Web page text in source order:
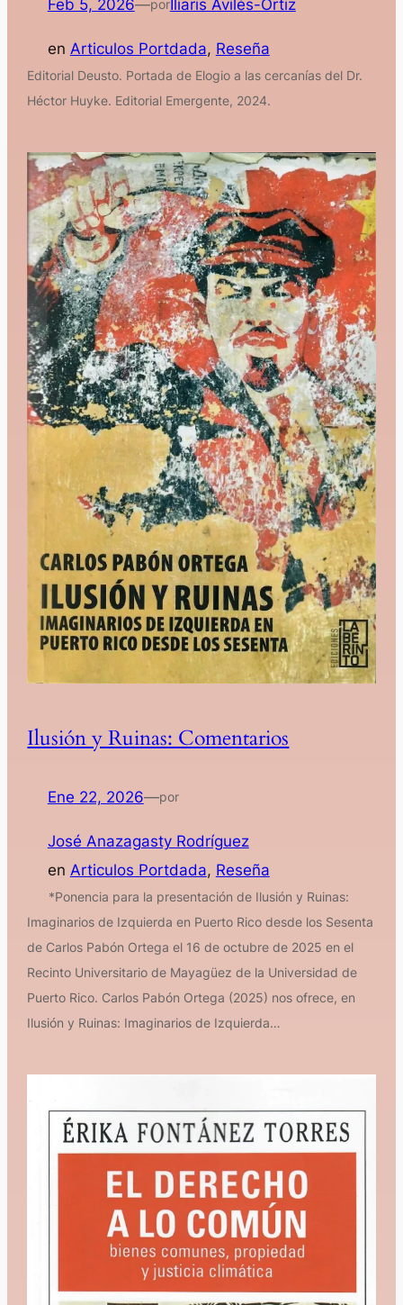
Feb 5, 2026—porIliaris Avilés-Ortiz
en Articulos Portdada, Reseña
Editorial Deusto. Portada de Elogio a las cercanías del Dr.
Héctor Huyke. Editorial Emergente, 2024.
Ilusión y Ruinas: Comentarios
Ene 22, 2026—por
José Anazagasty Rodríguez
en Articulos Portdada, Reseña
*Ponencia para la presentación de Ilusión y Ruinas:
Imaginarios de Izquierda en Puerto Rico desde los Sesenta
de Carlos Pabón Ortega el 16 de octubre de 2025 en el
Recinto Universitario de Mayagüez de la Universidad de
Puerto Rico. Carlos Pabón Ortega (2025) nos ofrece, en
Ilusión y Ruinas: Imaginarios de Izquierda…